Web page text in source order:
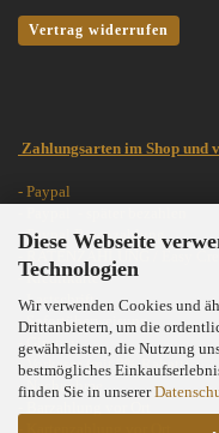
Diese Webseite
Technologien
Wir verwenden Cookies und
Drittanbietern, um die
gewährleisten, die Nutzung
bestmögliches
finden Sie in unserer
Vertrag widerrufen
Zahlungsarten im Shop und
- Paypal
- Paypal Ratenzahlung
- Kreditkarte
- Lastschrift
- Sofortüberweisung
- Giropay
- Vorkasse (mit 2% Rabatt)
- Nachnahme